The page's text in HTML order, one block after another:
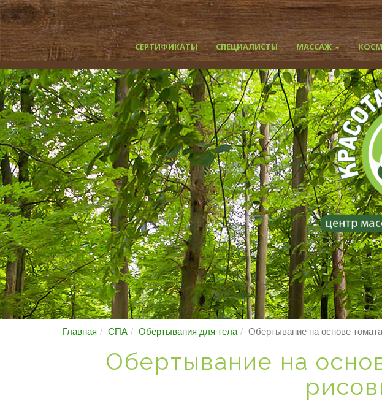
СЕРТИФИКАТЫ СПЕЦИАЛИСТЫ МАССАЖ
Главная СПА Обёртывания для тела Обертывание на основе томата
Обертывание на